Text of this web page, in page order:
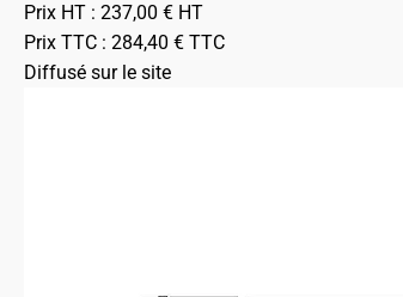
Prix HT : 237,00 € HT
Prix TTC : 284,40 € TTC
Diffusé sur le site